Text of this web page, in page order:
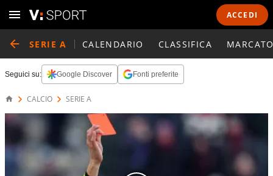
ACCEDI
SERIE A CALENDARIO CLASSIFICA
Seguici su: Google Discover Fonti preferite
CALCIO SERIE A